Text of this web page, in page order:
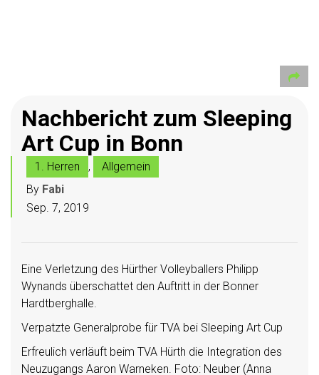
Nachbericht zum Sleeping
Art Cup in Bonn
1. Herren ,
Allgemein
By Fabi
Sep. 7, 2019
Eine Verletzung des Hürther Volleyballers Philipp
Wynands überschattet den Auftritt in der Bonner
Hardtberghalle.
Verpatzte Generalprobe für TVA bei Sleeping Art Cup
Erfreulich verläuft beim TVA Hürth die Integration des
Neuzugangs Aaron Warneken. Foto: Neuber (Anna